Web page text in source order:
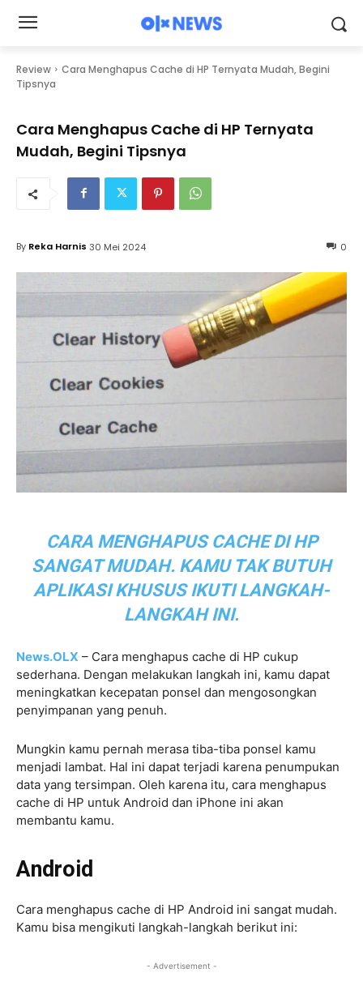
Review
Cara Menghapus Cache di HP Ternyata Mudah, Begini
Tipsnya
Cara Menghapus Cache di HP Ternyata
Mudah, Begini Tipsnya
0
By Reka Harnis 30 Mei 2024
CARA MENGHAPUS CACHE DI HP
SANGAT MUDAH. KAMU TAK BUTUH
APLIKASI KHUSUS IKUTI LANGKAH-
LANGKAH INI.
News.OLX – Cara menghapus cache di HP cukup
sederhana. Dengan melakukan langkah ini, kamu dapat
meningkatkan kecepatan ponsel dan mengosongkan
penyimpanan yang penuh.
Mungkin kamu pernah merasa tiba-tiba ponsel kamu
menjadi lambat. Hal ini dapat terjadi karena penumpukan
data yang tersimpan. Oleh karena itu, cara menghapus
cache di HP untuk Android dan iPhone ini akan
membantu kamu.
Android
Cara menghapus cache di HP Android ini sangat mudah.
Kamu bisa mengikuti langkah-langkah berikut ini:
- Advertisement -